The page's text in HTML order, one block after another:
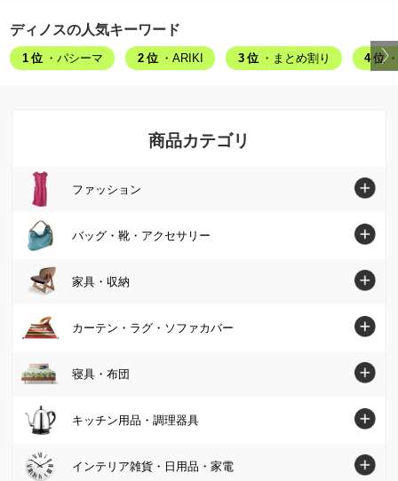
ディノスの人気キーワード
1位 ・パシーマ 2位 ・ARIKI 3位 ・まとめ割り 4位
商品カテゴリ
ファッション
ファッショントップへ
シャツ・ブラウス
チュニック
ワンピース
パンツ
スカート
バッグ・靴・アクセサリー
バッグ・靴・アクセサリートップへ
バッグ
ブーツ
スニーカー・コンフォートシューズ
ジュエリー・アクセサリー
家具・収納
家具・収納トップへ
テーブル
デスク・机
カーテン・ラグ・ソファカバー
カーテン・ラグ・ソファカバートップへ
カーテン
ソファーカバー・マルチカバー
寝具・布団
寝具・布団トップへ
マットレス
キッチン用品・調理器具
キッチン用品・調理器具トップへ
インテリア雑貨・日用品・家電